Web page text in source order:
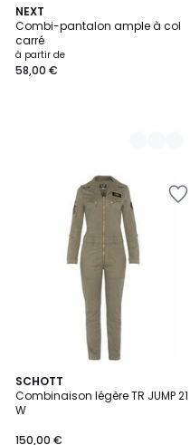
NEXT
Combi-pantalon ample à col
carré
à partir de
58,00 €
3
Couleurs
SCHOTT
Combinaison légère TR JUMP 21
W
150,00 €
5
/
5
6
Couleurs